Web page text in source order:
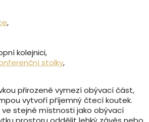
,
kolejnici,
stolky,
přirozeně vymezí obývací část,
vytvoří příjemný čtecí koutek.
stejné místnosti jako obývací